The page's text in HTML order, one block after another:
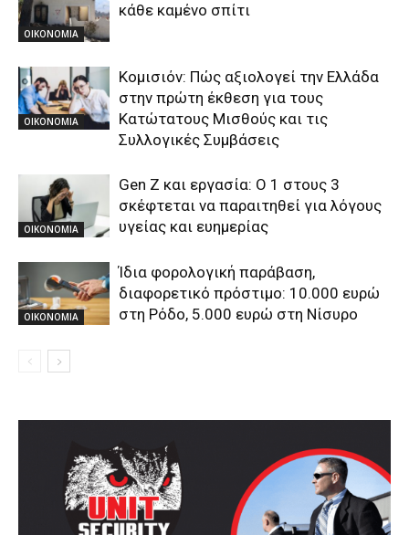
ΟΙΚΟΝΟΜΙΑ
κάθε καμένο σπίτι
ΟΙΚΟΝΟΜΙΑ
Κομισιόν: Πώς αξιολογεί την Ελλάδα
στην πρώτη έκθεση για τους
Κατώτατους Μισθούς και τις
Συλλογικές Συμβάσεις
ΟΙΚΟΝΟΜΙΑ
Gen Z και εργασία: Ο 1 στους 3
σκέφτεται να παραιτηθεί για λόγους
υγείας και ευημερίας
ΟΙΚΟΝΟΜΙΑ
Ίδια φορολογική παράβαση,
διαφορετικό πρόστιμο: 10.000 ευρώ
στη Ρόδο, 5.000 ευρώ στη Νίσυρο